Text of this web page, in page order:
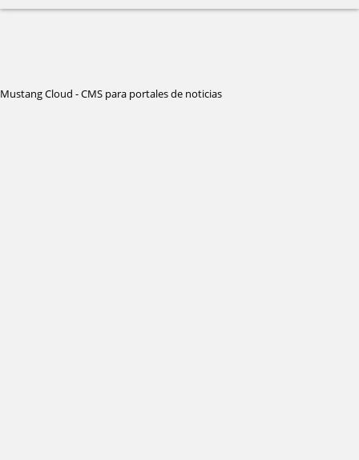
Mustang Cloud - CMS para portales de noticias